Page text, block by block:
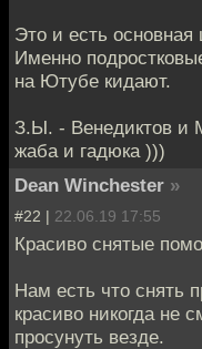
Это и есть
Именно
на Ютубе кидают.
З.Ы. - Венедиктов и
жаба и гадюка )))
Dean Winchester »
#22 | 22.06.19 17:55
Красиво снятые
Нам есть что снять
красиво никогда не
просунуть везде.